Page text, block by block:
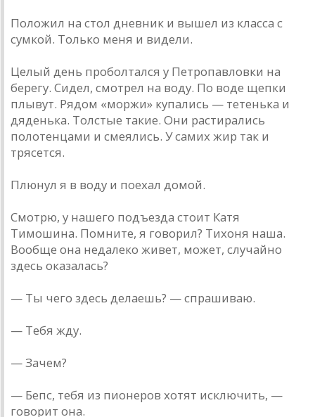
Положил на стол дневник и вышел из класса с
сумкой. Только меня и видели.
Целый день проболтался у Петропавловки на
берегу. Сидел, смотрел на воду. По воде щепки
плывут. Рядом «моржи» купались — тетенька и
дяденька. Толстые такие. Они растирались
полотенцами и смеялись. У самих жир так и
трясется.
Плюнул я в воду и поехал домой.
Смотрю, у нашего подъезда стоит Катя
Тимошина. Помните, я говорил? Тихоня наша.
Вообще она недалеко живет, может, случайно
здесь оказалась?
— Ты чего здесь делаешь? — спрашиваю.
— Тебя жду.
— Зачем?
— Бепс, тебя из пионеров хотят исключить, —
говорит она.